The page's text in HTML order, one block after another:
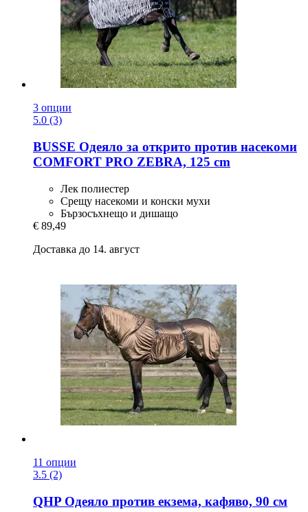
3 опции
5.0 (3)
BUSSE Одеяло за открито против насекоми
COMFORT PRO ZEBRA, 125 cm
Лек полиестер
Срещу насекоми и конски мухи
Бързосъхнещо и дишащо
€ 89,49
Доставка до 14. август
11 опции
3.5 (2)
QHP Одеяло против екзема, кафяво, 90 см